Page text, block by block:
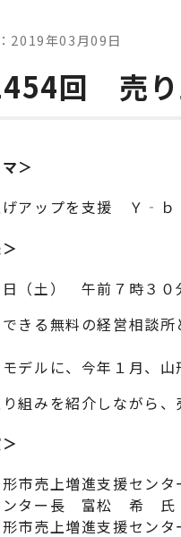
2019年03月09日
回 売り
＞
げアップを支援 Ｙ‐ｂ
日（土） 午前７時３０
きる無料の経営相談
デルに、今年１月、山
組みを紹介しながら
売上増進支援センタ
ター長 富松 希 氏
売上増進支援センタ